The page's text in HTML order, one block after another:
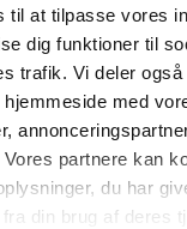
til at tilpasse vores
dig funktioner til
trafik. Vi deler også
med
partnere kan
du har
din brug af deres